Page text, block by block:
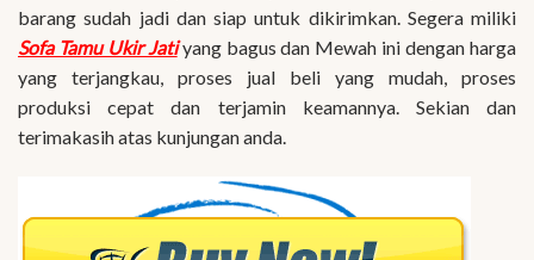
barang sudah jadi dan siap untuk dikirimkan. Segera miliki
Sofa Tamu Ukir Jatiyang bagus dan Mewah ini dengan harga
yang terjangkau, proses jual beli yang mudah, proses
produksi cepat dan terjamin keamannya. Sekian dan
terimakasih atas kunjungan anda.